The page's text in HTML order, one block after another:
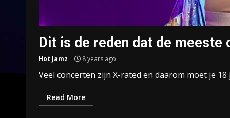
Dit is de reden dat de meeste
Hot Jamz 8 years ago
Veel concerten zijn X-rated en daarom moet je
Read More